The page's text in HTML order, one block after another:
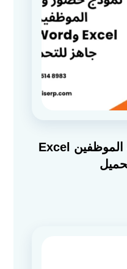
نموذج حضور وانصراف الموظفين Excel